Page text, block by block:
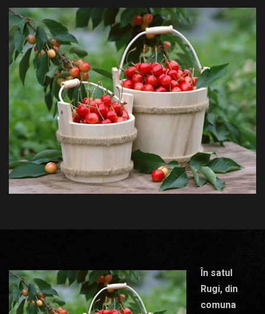
În satul
Rugi, din
comuna